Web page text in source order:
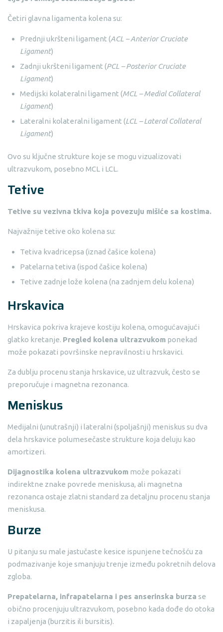
Četiri glavna ligamenta kolena su:
Prednji ukršteni ligament (ACL – Anterior Cruciate
Ligament)
Zadnji ukršteni ligament (PCL – Posterior Cruciate
Ligament)
Medijski kolateralni ligament (MCL – Medial Collateral
Ligament)
Lateralni kolateralni ligament (LCL – Lateral Collateral
Ligament)
Ovo su ključne strukture koje se mogu vizualizovati
ultrazvukom, posebno MCL i LCL.
Tetive
Tetive su vezivna tkiva koja povezuju mišiće sa kostima.
Najvažnije tetive oko kolena su:
Tetiva kvadricepsa (iznad čašice kolena)
Patelarna tetiva (ispod čašice kolena)
Tetive zadnje lože kolena (na zadnjem delu kolena)
Hrskavica
Hrskavica pokriva krajeve kostiju kolena, omogućavajući
glatko kretanje. Pregled kolena ultrazvukom ponekad
može pokazati površinske nepravilnosti u hrskavici.
Za dublju procenu stanja hrskavice, uz ultrazvuk, često se
preporučuje i magnetna rezonanca.
Meniskus
Medijalni (unutrašnji) i lateralni (spoljašnji) meniskus su dva
dela hrskavice polumesečaste strukture koja deluju kao
amortizeri.
Dijagnostika kolena ultrazvukom može pokazati
indirektne znake povrede meniskusa, ali magnetna
rezonanca ostaje zlatni standard za detaljnu procenu stanja
meniskusa.
Burze
U pitanju su male jastučaste kesice ispunjene tečnošću za
podmazivanje koje smanjuju trenje između pokretnih delova
zgloba.
Prepatelarna, infrapatelarna i pes anserinska burza se
obično procenjuju ultrazvukom, posebno kada dođe do otoka
i zapaljenja (burzitis ili bursitis).